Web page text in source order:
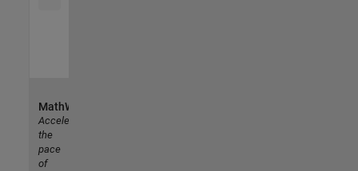
MathWorks
Accelerating
the
pace
of